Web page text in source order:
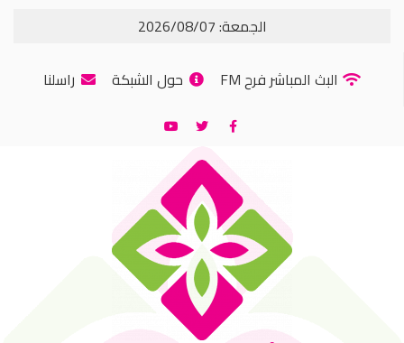
الجمعة: 2026/08/07
البث المباشر فرح FM
حول الشبكة راسلنا